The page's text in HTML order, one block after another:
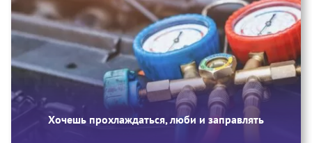
Хочешь прохлаждаться, люби и заправлять